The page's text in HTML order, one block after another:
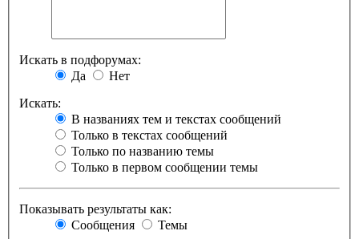
Искать в подфорумах:
Да
Нет
Искать:
В названиях тем и текстах сообщений
Только в текстах сообщений
Только по названию темы
Только в первом сообщении темы
Показывать результаты как:
Сообщения
Темы